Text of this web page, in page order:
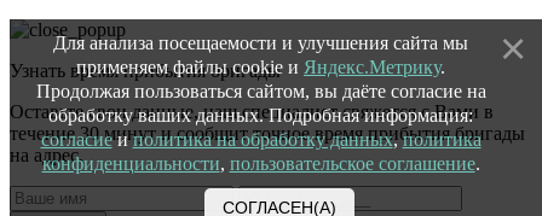
Для анализа посещаемости и улучшения сайта мы
применяем файлы cookie и Яндекс.Метрику.
Продолжая пользоваться сайтом, вы даёте согласие на
обработку ваших данных. Подробная информация:
согласиеиполитика на обработку данных,политика
конфиденциальности, пользовательское соглашение.
СОГЛАСЕН(А)
Узнать время прибытия бригады
Оставьте свои данные, наш специалист свяжется с Вами в
течение 30 минут и сообщит точное время прибытия бригады
на адрес.